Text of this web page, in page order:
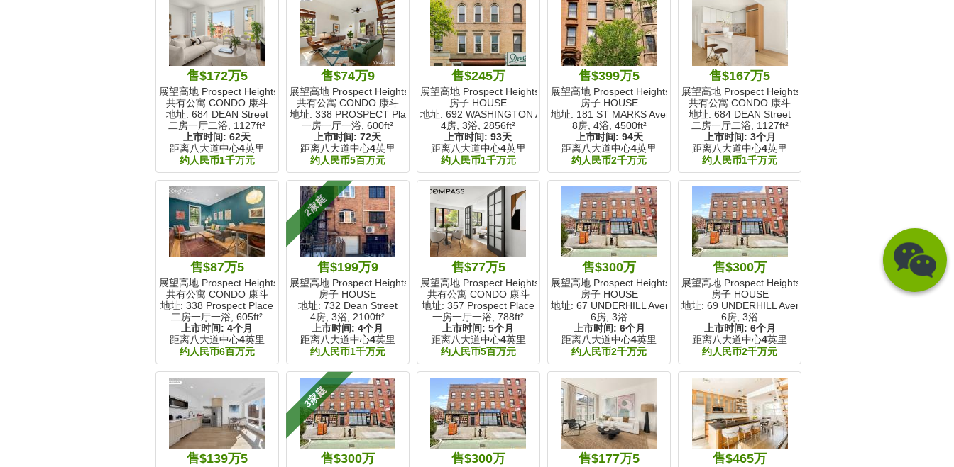
售$172万5
展望高地 Prospect Heights, NY
共有公寓 CONDO 康斗
地址: 684 DEAN Street
二房一厅二浴, 1127ft²
上市时间:62天
距离八大道中心4英里
约人民币1千万元
售$74万9
展望高地 Prospect Heights, NY
共有公寓 CONDO 康斗
地址: 338 PROSPECT Place
一房一厅一浴,600ft²
上市时间:72天
距离八大道中心4英里
约人民币5百万元
售$245万
展望高地 Prospect Heights, NY
房子 HOUSE
地址: 692 WASHINGTON Avenue
4房, 3浴, 2856ft²
上市时间:93天
距离八大道中心4英里
约人民币1千万元
售$399万5
展望高地 Prospect Heights, NY
房子 HOUSE
地址: 181 ST MARKS Avenue
8房, 4浴, 4500ft²
上市时间: 94天
距离八大道中心4英里
约人民币2千万元
售$167万5
展望高地 Prospect Heights, NY
共有公寓 CONDO 康斗
地址: 684 DEAN Street
二房一厅二浴, 1127ft²
上市时间: 3个月
距离八大道中心4英里
约人民币1千万元
售$87万5
展望高地 Prospect Heights, NY
共有公寓 CONDO 康斗
地址: 338 Prospect Place
二房一厅一浴,605ft²
上市时间:4个月
距离八大道中心4英里
约人民币6百万元
2家庭
售$199万9
展望高地 Prospect Heights, NY
房子 HOUSE
地址: 732 Dean Street
4房, 3浴, 2100ft²
上市时间:4个月
距离八大道中心4英里
约人民币1千万元
售$77万5
展望高地 Prospect Heights, NY
共有公寓 CONDO 康斗
地址: 357 Prospect Place
一房一厅一浴,788ft²
上市时间:5个月
距离八大道中心4英里
约人民币5百万元
售$300万
展望高地 Prospect Heights, NY
房子 HOUSE
地址: 67 UNDERHILL Avenue
6房, 3浴
上市时间: 6个月
距离八大道中心4英里
约人民币2千万元
售$300万
展望高地 Prospect Heights, NY
房子 HOUSE
地址: 69 UNDERHILL Avenue
6房, 3浴
上市时间: 6个月
距离八大道中心4英里
约人民币2千万元
售$139万5
3家庭
售$300万 售$300万 售$177万5 售$465万